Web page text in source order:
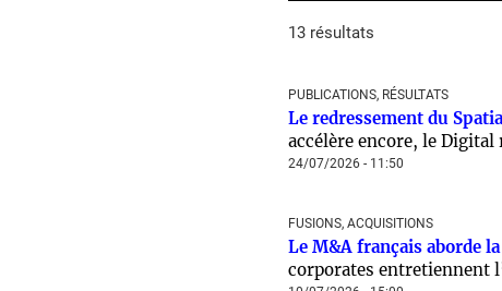
13 résultats
PUBLICATIONS, RÉSULTATS
Le redressement du
accélère encore, le Digital
24/07/2026 - 11:50
FUSIONS, ACQUISITIONS
Le M&A français aborde
corporates entretiennent